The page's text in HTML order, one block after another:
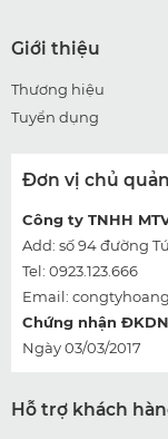
Giới thiệu
Thương hiệu
Tuyển dụng
Đơn vị chủ quản
Công ty TNHH
Add: số 94 đường
Tel: 0923.123.666
Email:
Chứng nhận
Ngày 03/03/2017
Hỗ trợ khách